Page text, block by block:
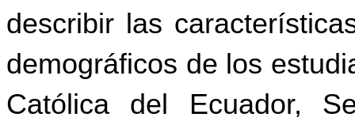
describir las
demográficos de los
Católica del Ecuador,